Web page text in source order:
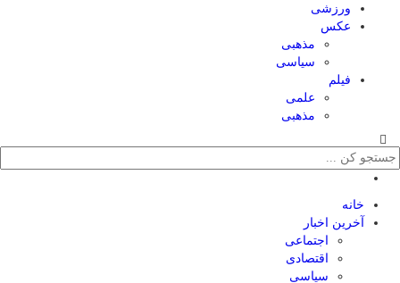
ورزشی
عکس
مذهبی
سیاسی
فیلم
علمی
مذهبی
خانه
آخرین اخبار
اجتماعی
اقتصادی
سیاسی